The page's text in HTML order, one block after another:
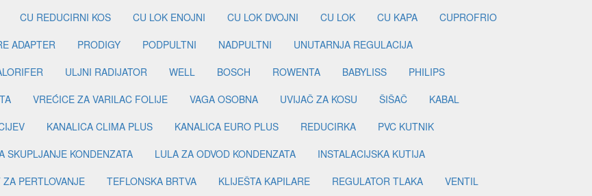
CU REDUCIRNI KOS CU LOK ENOJNI CU LOK DVOJNI CU LOK CU KAPA
CUPROFRIO
ADAPTER PRODIGY PODPULTNI NADPULTNI
UNUTARNJA REGULACIJA
ULJNI RADIJATOR WELL BOSCH ROWENTA BABYLISS
PHILIPS
VREĆICE ZA VARILAC FOLIJE VAGA OSOBNA UVIJAČ ZA KOSU ŠIŠAČ
KABAL
KANALICA CLIMA PLUS KANALICA EURO PLUS REDUCIRKA
PVC KUTNIK
SKUPLJANJE KONDENZATA LULA ZA ODVOD KONDENZATA
INSTALACIJSKA KUTIJA
ZA PERTLOVANJE TEFLONSKA BRTVA KLIJEŠTA KAPILARE REGULATOR TLAKA
VENTIL